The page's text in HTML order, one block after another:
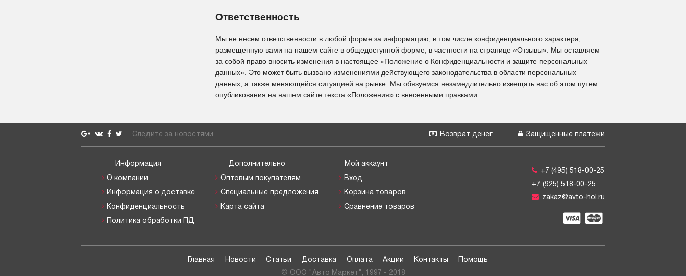
Ответственность
Мы не несем ответственности в любой форме за информацию, в том числе конфиденциального характера,
размещенную вами на нашем сайте в общедоступной форме, в частности на странице «Отзывы». Мы оставляем
за собой право вносить изменения в настоящее «Положение о Конфиденциальности и защите персональных
данных». Это может быть вызвано изменениями действующего законодательства в области персональных
данных, а также меняющейся ситуацией на рынке. Мы обязуемся незамедлительно извещать вас об этом путем
опубликования на нашем сайте текста «Положения» с внесенными правками.
Следите за новостями Защищенные платежи
Возврат денег
Информация
О компании
Информация о доставке
Конфиденциальность
Политика обработки ПД
Дополнительно
Оптовым покупателям
Специальные предложения
Карта сайта
Мой аккаунт
Вход
Корзина товаров
Сравнение товаров
+7 (495) 518-00-25
+7 (925) 518-00-25
zakaz@avto-hol.ru
Главная Новости Статьи Доставка Оплата Акции Контакты
Помощь
© OOO "Авто Маркет", 1997 - 2018